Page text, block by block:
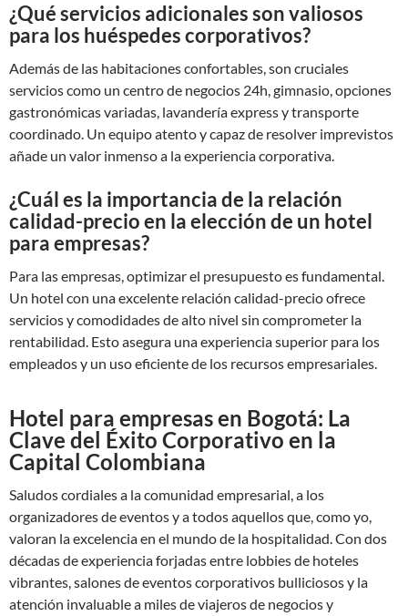
¿Qué servicios adicionales son valiosos
para los huéspedes corporativos?
Además de las habitaciones confortables, son cruciales
servicios como un centro de negocios 24h, gimnasio, opciones
gastronómicas variadas, lavandería express y transporte
coordinado. Un equipo atento y capaz de resolver imprevistos
añade un valor inmenso a la experiencia corporativa.
¿Cuál es la importancia de la relación
calidad-precio en la elección de un hotel
para empresas?
Para las empresas, optimizar el presupuesto es fundamental.
Un hotel con una excelente relación calidad-precio ofrece
servicios y comodidades de alto nivel sin comprometer la
rentabilidad. Esto asegura una experiencia superior para los
empleados y un uso eficiente de los recursos empresariales.
Hotel para empresas en Bogotá: La
Clave del Éxito Corporativo en la
Capital Colombiana
Saludos cordiales a la comunidad empresarial, a los
organizadores de eventos y a todos aquellos que, como yo,
valoran la excelencia en el mundo de la hospitalidad. Con dos
décadas de experiencia forjadas entre lobbies de hoteles
vibrantes, salones de eventos corporativos bulliciosos y la
atención invaluable a miles de viajeros de negocios y